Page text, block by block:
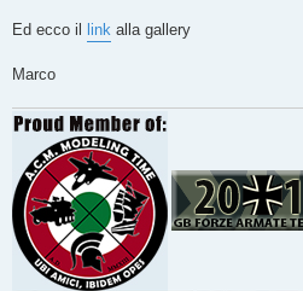
Ed ecco il link alla gallery
Marco